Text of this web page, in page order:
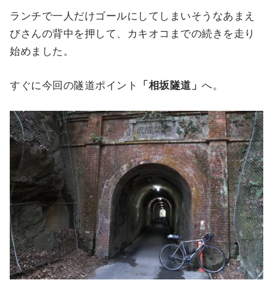
ランチで一人だけゴールにしてしまいそうなあまえ
びさんの背中を押して、カキオコまでの続きを走り
始めました。
すぐに今回の隧道ポイント 「相坂隧道」へ。